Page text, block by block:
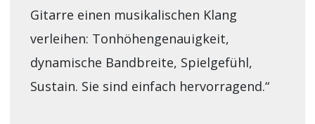
Gitarre einen musikalischen Klang
verleihen: Tonhöhengenauigkeit,
dynamische Bandbreite, Spielgefühl,
Sustain. Sie sind einfach hervorragend.“